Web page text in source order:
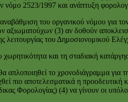
νόμο 2523/1997 και ανάπτυξη
του οργανικού νόμου για
αξιωματούχων (3) αν δοθούν
λειτουργίας του Δημοσιονομικού
και τη σταδιακή
απλοποιηθεί το χρονοδιάγραμμα
πιο αποτελεσματικά η
Φορολογίας) (4) να γίνουν οι